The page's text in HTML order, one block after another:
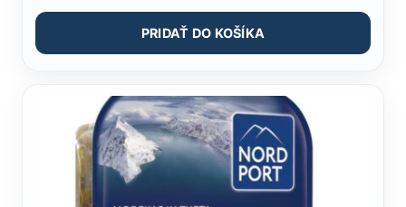
PRIDAŤ DO KOŠÍKA